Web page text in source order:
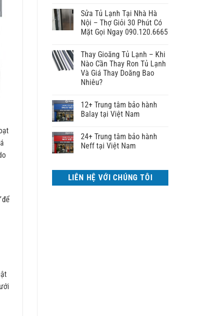
để
Sửa Tủ Lạnh Tại Nhà Hà
Nội – Thợ Giỏi 30 Phút Có
Mặt Gọi Ngay 090.120.6665
Thay Gioăng Tủ Lạnh – Khi
Nào Cần Thay Ron Tủ Lạnh
Và Giá Thay Doăng Bao
Nhiêu?
12+ Trung tâm bảo hành
Balay tại Việt Nam
24+ Trung tâm bảo hành
Neff tại Việt Nam
LIÊN HỆ VỚI CHÚNG TÔI